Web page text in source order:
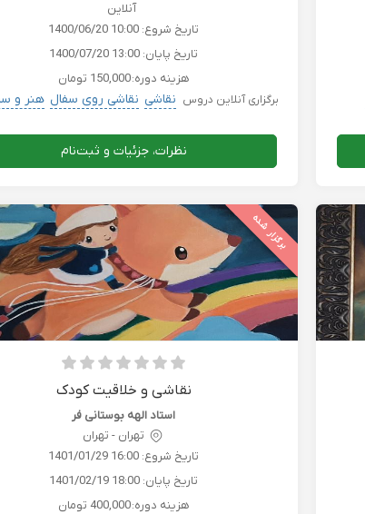
آنلاین
تاریخ شروع: 1400/06/20 10:00
تاریخ پایان: 1400/07/20 13:00
هزینه دوره:150,000 تومان
برگزاری آنلاین دروس نقاشی نقاشی روی سفال هنر و
نظرات، جزئیات و ثبت‌نام
برگزار شده
نقاشی و خلاقیت کودک
استاد الهه بوستانی‌ فر
تهران - تهران
تاریخ شروع: 1401/01/29 16:00
تاریخ پایان: 1401/02/19 18:00
هزینه دوره:400,000 تومان